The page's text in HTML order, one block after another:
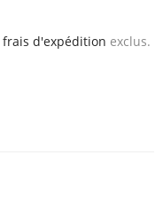
frais d'expédition exclus.